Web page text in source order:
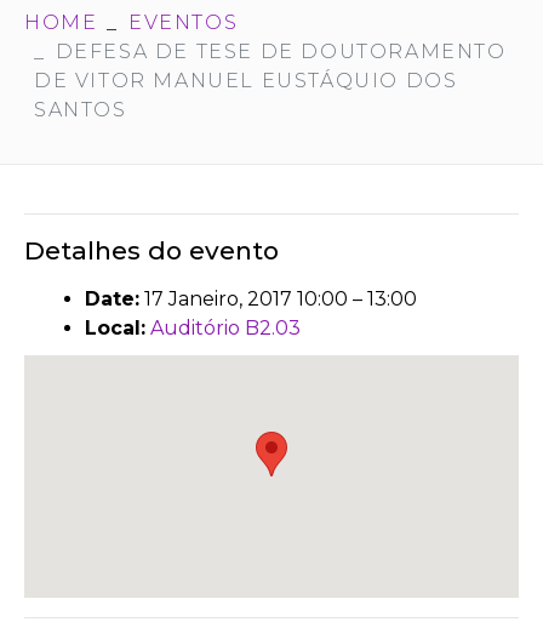
HOME
EVENTOS
DEFESA DE TESE DE DOUTORAMENTO
DE VITOR MANUEL EUSTÁQUIO DOS
SANTOS
Detalhes do evento
Date: 17 Janeiro, 2017 10:00 – 13:00
Local: Auditório B2.03